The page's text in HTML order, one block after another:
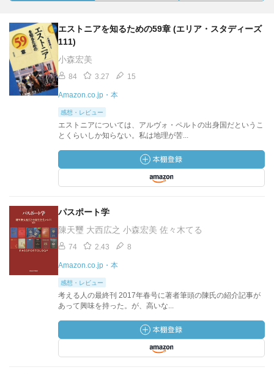
エストニアを知るための59章 (エリア・スタディーズ
111)
小森宏美
84 3.27 15
Amazon.co.jp・本
感想・レビュー
エストニアについては、アルヴォ・ペルトの出身国だというこ
とくらいしか知らない。私は地理が苦...
パスポート学
陳天璽 大西広之 小森宏美 佐々木てる
74 2.43 8
Amazon.co.jp・本
感想・レビュー
考える人の最終刊 2017年春号に著者筆頭の陳氏の紹介記事が
あって興味を持った。が、高いな...